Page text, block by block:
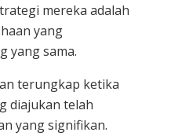
mereka adalah
yang
yang sama.
terungkap ketika
diajukan telah
yang signifikan.